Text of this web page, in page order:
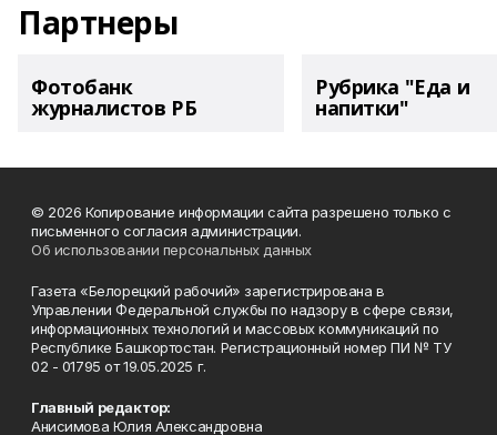
Партнеры
Фотобанк
журналистов РБ
Рубрика "Еда и
напитки"
© 2026 Копирование информации сайта разрешено только с
письменного согласия администрации.
Об использовании персональных данных
Газета «Белорецкий рабочий» зарегистрирована в
Управлении Федеральной службы по надзору в сфере связи,
информационных технологий и массовых коммуникаций по
Республике Башкортостан. Регистрационный номер ПИ № ТУ
02 - 01795 от 19.05.2025 г.
Главный редактор:
Анисимова Юлия Александровна